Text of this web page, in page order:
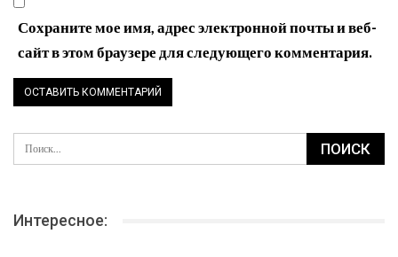
Сохраните мое имя, адрес электронной почты и веб-
сайт в этом браузере для следующего комментария.
Интересное: